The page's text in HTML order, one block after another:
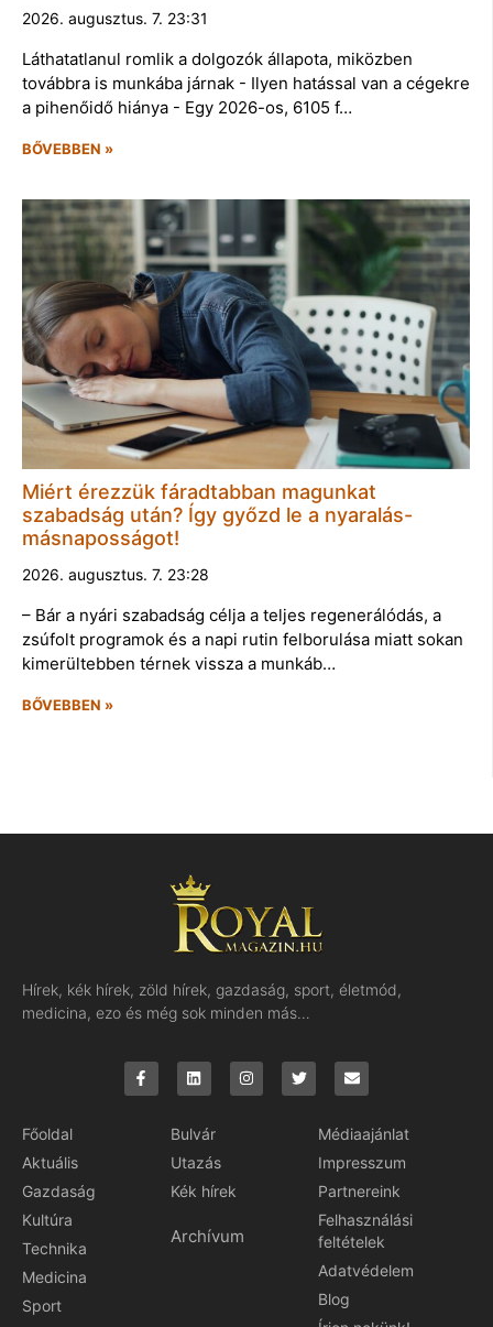
2026. augusztus. 7. 23:31
Láthatatlanul romlik a dolgozók állapota, miközben
továbbra is munkába járnak - Ilyen hatással van a cégekre
a pihenőidő hiánya - Egy 2026-os, 6105 f…
BŐVEBBEN »
Miért érezzük fáradtabban magunkat
szabadság után? Így győzd le a nyaralás-
másnaposságot!
2026. augusztus. 7. 23:28
– Bár a nyári szabadság célja a teljes regenerálódás, a
zsúfolt programok és a napi rutin felborulása miatt sokan
kimerültebben térnek vissza a munkáb…
BŐVEBBEN »
Hírek, kék hírek, zöld hírek, gazdaság, sport, életmód,
medicina, ezo és még sok minden más…
Főoldal
Aktuális
Gazdaság
Kultúra
Technika
Medicina
Sport
Bulvár
Utazás
Kék hírek
Archívum
Médiaajánlat
Impresszum
Partnereink
Felhasználási
feltételek
Adatvédelem
Blog